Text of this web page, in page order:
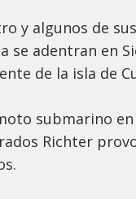
y algunos de
se adentran en
de la isla de
submarino
Richter